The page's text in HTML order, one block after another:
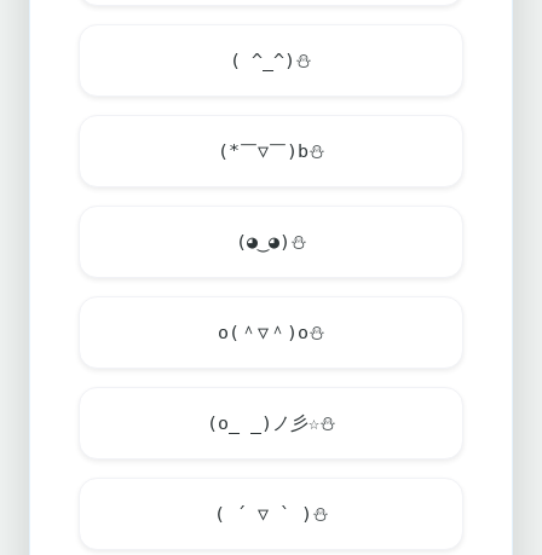
( ^_^) ⛄
(*￣▽￣)b⛄
(◕‿◕) ⛄
o(＾▽＾)o⛄
(o_ _)ノ彡☆⛄
( ´ ▽ ` ) ⛄